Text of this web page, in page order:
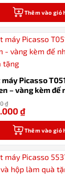
Thêm vào giỏ
máy Picasso
– vàng kèm đế
quà tặng
₫
₫
Thêm vào giỏ